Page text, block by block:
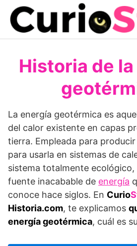
Saltar
contenido
Historia de
La energía geotérmica es
del calor existente en capas
tierra. Empleada para producir
para usarla en sistemas de
sistema totalmente ecológico,
fuente inacabable de energía
conoce hace siglos. En Curio
Historia.com, te explicamos
energía geotérmica, cuál es